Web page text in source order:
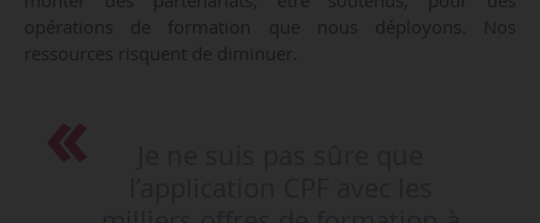
opérations de formation que nous déployons. Nos
ressources risquent de diminuer.